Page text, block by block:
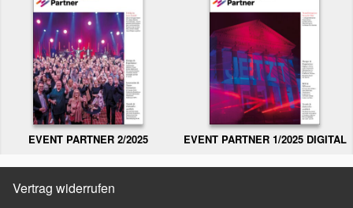
EVENT PARTNER 2/2025 EVENT PARTNER 1/2025 DIGITAL
Vertrag widerrufen